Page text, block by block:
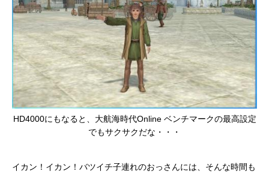
HD4000にもなると、大航海時代Online ベンチマークの最高設定
でもサクサクだな・・・
イカン！イカン！バツイチ子連れのおっさんには、そんな時間も